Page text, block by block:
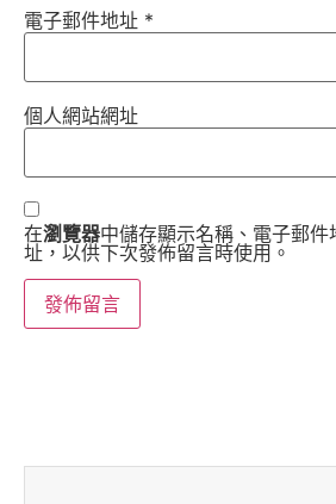
電子郵件地址 *
個人網站網址
在瀏覽器中儲存顯示名稱、電子郵件
址，以供下次發佈留言時使用。